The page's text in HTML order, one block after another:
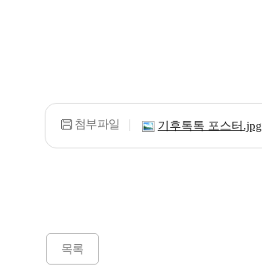
첨부파일 기후톡톡 포스터.jpg
목록